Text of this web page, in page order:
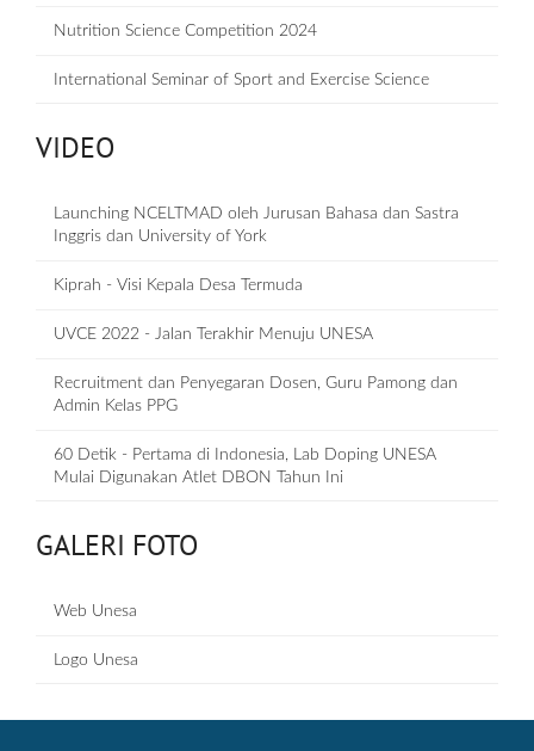
Nutrition Science Competition 2024
International Seminar of Sport and Exercise Science
VIDEO
Launching NCELTMAD oleh Jurusan Bahasa dan Sastra
Inggris dan University of York
Kiprah - Visi Kepala Desa Termuda
UVCE 2022 - Jalan Terakhir Menuju UNESA
Recruitment dan Penyegaran Dosen, Guru Pamong dan
Admin Kelas PPG
60 Detik - Pertama di Indonesia, Lab Doping UNESA
Mulai Digunakan Atlet DBON Tahun Ini
GALERI FOTO
Web Unesa
Logo Unesa